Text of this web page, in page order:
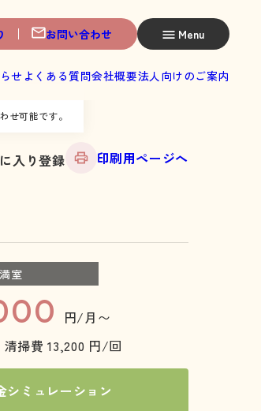
お問い合わせ Menu
せ よくある質問会社概要法人向けのご案内
せ可能です。
入り登録 印刷用ページへ
満室
円/月〜
清掃費 13,200 円/回
シミュレーション